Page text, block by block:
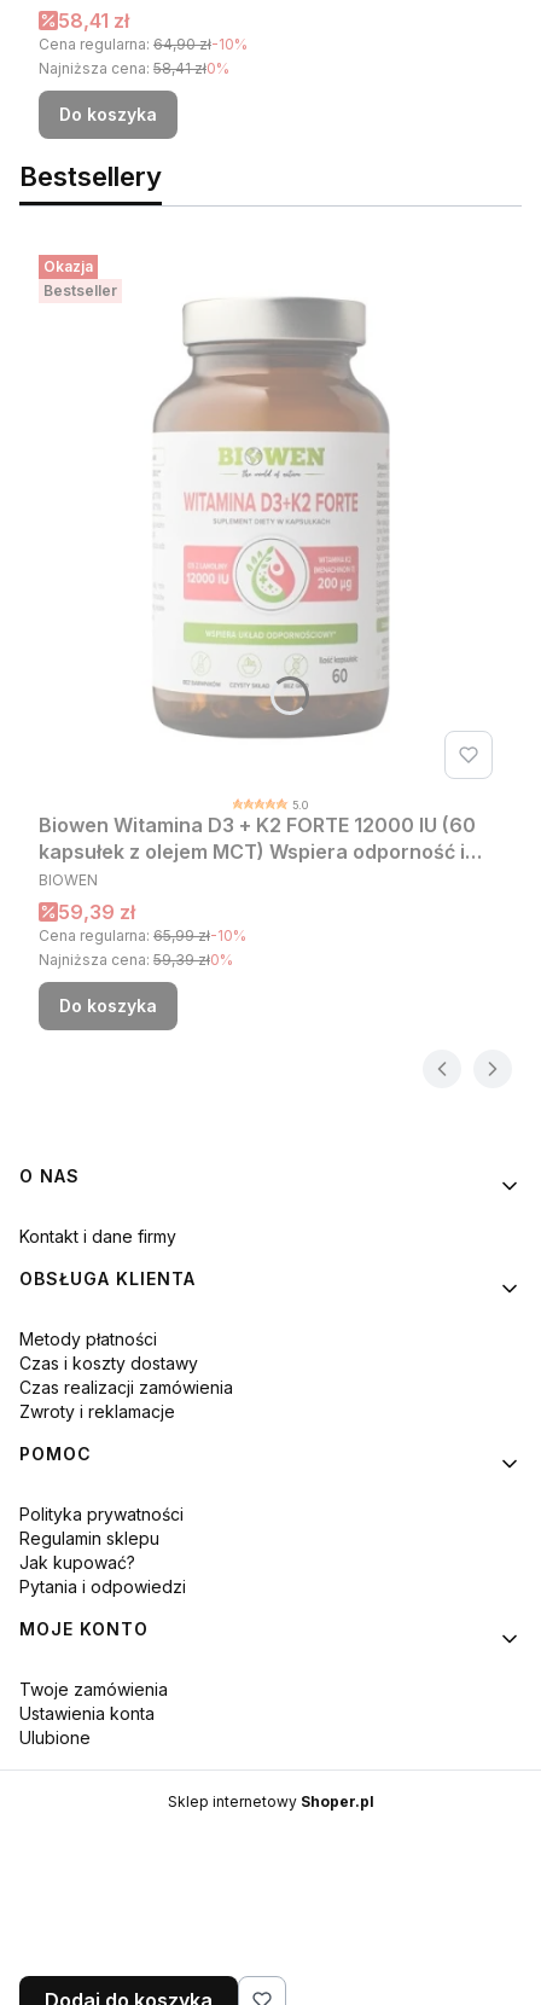
Cena promocyjna
58,41 zł
Cena regularna: 64,90 zł-10%
Najniższa cena: 58,41 zł0%
Do koszyka
Bestsellery
Okazja
Bestseller
5.0
Biowen Witamina D3 + K2 FORTE 12000 IU (60
kapsułek z olejem MCT) Wspiera odporność i
wzmacnia kości
PRODUCENT
BIOWEN
Cena promocyjna
59,39 zł
Cena regularna: 65,99 zł-10%
Najniższa cena: 59,39 zł0%
Do koszyka
Linki w stopce
O NAS
Kontakt i dane firmy
OBSŁUGA KLIENTA
Metody płatności
Czas i koszty dostawy
Czas realizacji zamówienia
Zwroty i reklamacje
POMOC
Polityka prywatności
Regulamin sklepu
Jak kupować?
Pytania i odpowiedzi
MOJE KONTO
Twoje zamówienia
Ustawienia konta
Ulubione
Sklep internetowy Shoper.pl
Dodaj do koszyka